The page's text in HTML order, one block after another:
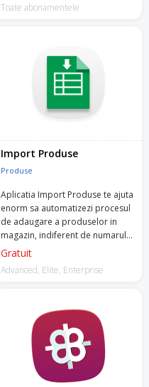
Toate abonamentele
Import Produse
Produse
Aplicatia Import Produse te ajuta
enorm sa automatizezi procesul
de adaugare a produselor in
magazin, indiferent de numarul
acestora.
Gratuit
Advanced, Elite, Enterprise